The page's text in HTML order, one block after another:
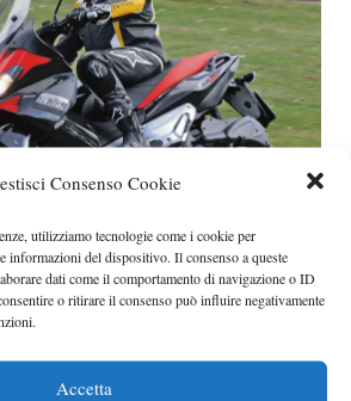
Consenso Cookie
utilizziamo tecnologie come i cookie per
informazioni del dispositivo. Il consenso a queste
dati come il comportamento di navigazione o ID
o ritirare il consenso può influire negativamente
Accetta
lo show di Eicma 2014
Eicma è senz’altro una
per affluenza e per